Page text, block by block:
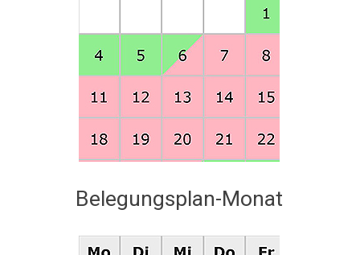
Belegungsplan-Monat